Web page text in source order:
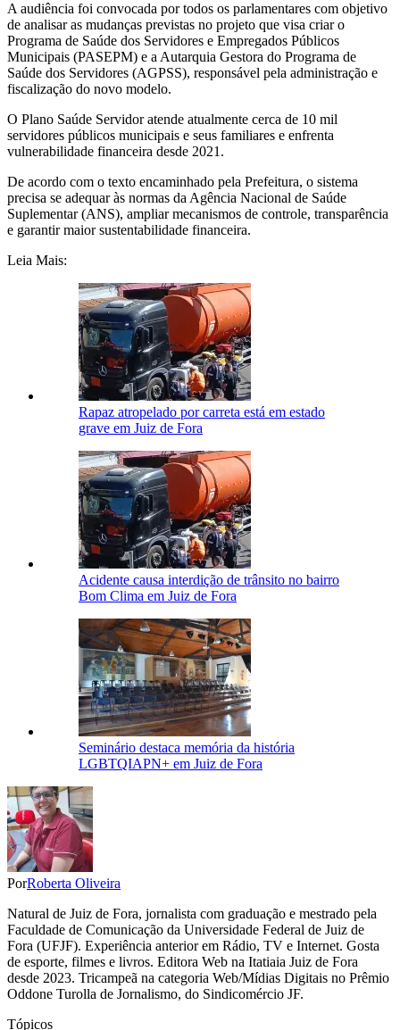
A audiência foi convocada por todos os parlamentares com objetivo
de analisar as mudanças previstas no projeto que visa criar o
Programa de Saúde dos Servidores e Empregados Públicos
Municipais (PASEPM) e a Autarquia Gestora do Programa de
Saúde dos Servidores (AGPSS), responsável pela administração e
fiscalização do novo modelo.
O Plano Saúde Servidor atende atualmente cerca de 10 mil
servidores públicos municipais e seus familiares e enfrenta
vulnerabilidade financeira desde 2021.
De acordo com o texto encaminhado pela Prefeitura, o sistema
precisa se adequar às normas da Agência Nacional de Saúde
Suplementar (ANS), ampliar mecanismos de controle, transparência
e garantir maior sustentabilidade financeira.
Leia Mais:
Rapaz atropelado por carreta está em estado
grave em Juiz de Fora
Acidente causa interdição de trânsito no bairro
Bom Clima em Juiz de Fora
Seminário destaca memória da história
LGBTQIAPN+ em Juiz de Fora
PorRoberta Oliveira
Natural de Juiz de Fora, jornalista com graduação e mestrado pela
Faculdade de Comunicação da Universidade Federal de Juiz de
Fora (UFJF). Experiência anterior em Rádio, TV e Internet. Gosta
de esporte, filmes e livros. Editora Web na Itatiaia Juiz de Fora
desde 2023. Tricampeã na categoria Web/Mídias Digitais no Prêmio
Oddone Turolla de Jornalismo, do Sindicomércio JF.
Tópicos